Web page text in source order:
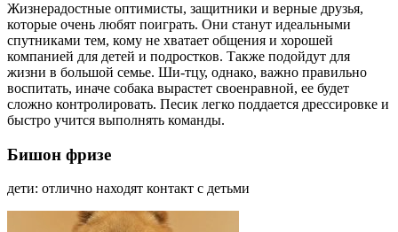
Жизнерадостные оптимисты, защитники и верные друзья,
которые очень любят поиграть. Они станут идеальными
спутниками тем, кому не хватает общения и хорошей
компанией для детей и подростков. Также подойдут для
жизни в большой семье. Ши-тцу, однако, важно правильно
воспитать, иначе собака вырастет своенравной, ее будет
сложно контролировать. Песик легко поддается дрессировке и
быстро учится выполнять команды.
Бишон фризе
дети: отлично находят контакт с детьми